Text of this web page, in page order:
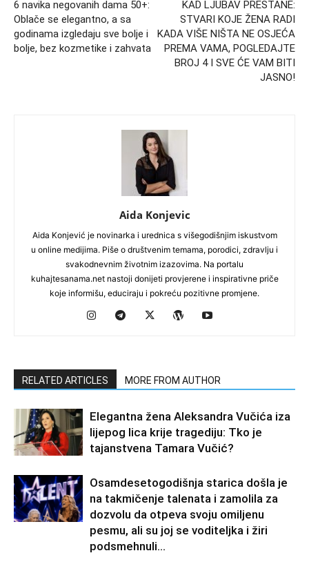
6 navika negovanih dama 50+:
Oblače se elegantno, a sa
godinama izgledaju sve bolje i
bolje, bez kozmetike i zahvata
KAD LJUBAV PRESTANE:
STVARI KOJE ŽENA RADI
KADA VIŠE NIŠTA NE OSJEĆA
PREMA VAMA, POGLEDAJTE
BROJ 4 I SVE ĆE VAM BITI
JASNO!
Aida Konjevic
Aida Konjević je novinarka i urednica s višegodišnjim iskustvom
u online medijima. Piše o društvenim temama, porodici, zdravlju i
svakodnevnim životnim izazovima. Na portalu
kuhajtesanama.net nastoji donijeti provjerene i inspirativne priče
koje informišu, educiraju i pokreću pozitivne promjene.
RELATED ARTICLES MORE FROM AUTHOR
Elegantna žena Aleksandra Vučića iza
lijepog lica krije tragediju: Tko je
tajanstvena Tamara Vučić?
Osamdesetogodišnja starica došla je
na takmičenje talenata i zamolila za
dozvolu da otpeva svoju omiljenu
pesmu, ali su joj se voditeljka i žiri
podsmehnuli...